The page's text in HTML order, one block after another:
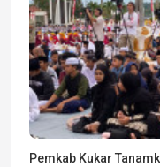
Pemkab Kukar